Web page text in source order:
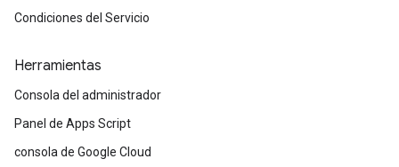
Condiciones del Servicio
Herramientas
Consola del administrador
Panel de Apps Script
consola de Google Cloud